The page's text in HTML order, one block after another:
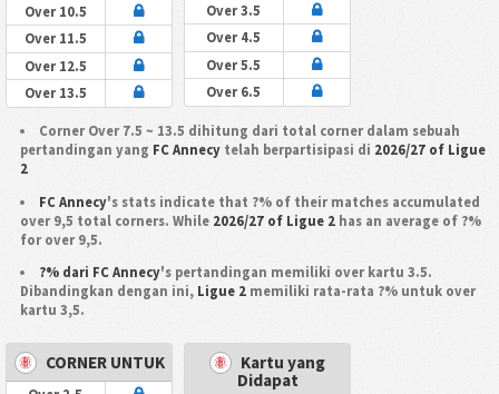
Over 10.5
Over 11.5
Over 12.5
Over 13.5
Over 3.5
Over 4.5
Over 5.5
Over 6.5
Corner Over 7.5 ~ 13.5 dihitung dari total corner dalam sebuah
pertandingan yang FC Annecytelah berpartisipasi di 2026/27 of Ligue
2
FC Annecy's stats indicate that ?% of their matches accumulated
over 9,5 total corners. While 2026/27 of Ligue 2has an average of ?%
for over 9,5.
?% dari FC Annecy's pertandingan memiliki over kartu 3.5.
Dibandingkan dengan ini, Ligue 2memiliki rata-rata ?% untuk over
kartu 3,5.
CORNER UNTUK
Kartu yang
Didapat